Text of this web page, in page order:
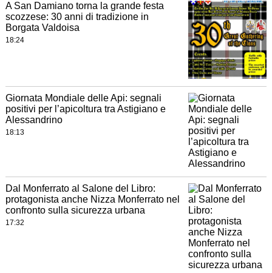
A San Damiano torna la grande festa
scozzese: 30 anni di tradizione in
Borgata Valdoisa
18:24
Giornata Mondiale delle Api: segnali
positivi per l’apicoltura tra Astigiano e
Alessandrino
18:13
Dal Monferrato al Salone del Libro:
protagonista anche Nizza Monferrato nel
confronto sulla sicurezza urbana
17:32